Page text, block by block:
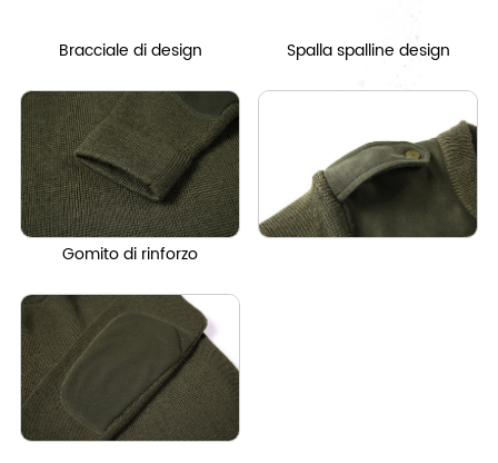
Bracciale di design Spalla spalline design
Gomito di rinforzo